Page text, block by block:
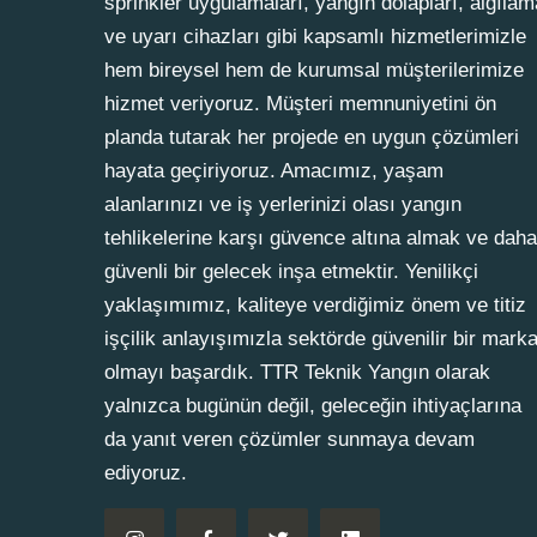
ve uyarı cihazları gibi kapsamlı hizmetlerimizle
hem bireysel hem de kurumsal müşterilerimize
hizmet veriyoruz. Müşteri memnuniyetini ön
planda tutarak her projede en uygun çözümleri
hayata geçiriyoruz. Amacımız, yaşam
alanlarınızı ve iş yerlerinizi olası yangın
tehlikelerine karşı güvence altına almak ve daha
güvenli bir gelecek inşa etmektir. Yenilikçi
yaklaşımımız, kaliteye verdiğimiz önem ve titiz
işçilik anlayışımızla sektörde güvenilir bir marka
olmayı başardık. TTR Teknik Yangın olarak
yalnızca bugünün değil, geleceğin ihtiyaçlarına
da yanıt veren çözümler sunmaya devam
ediyoruz.